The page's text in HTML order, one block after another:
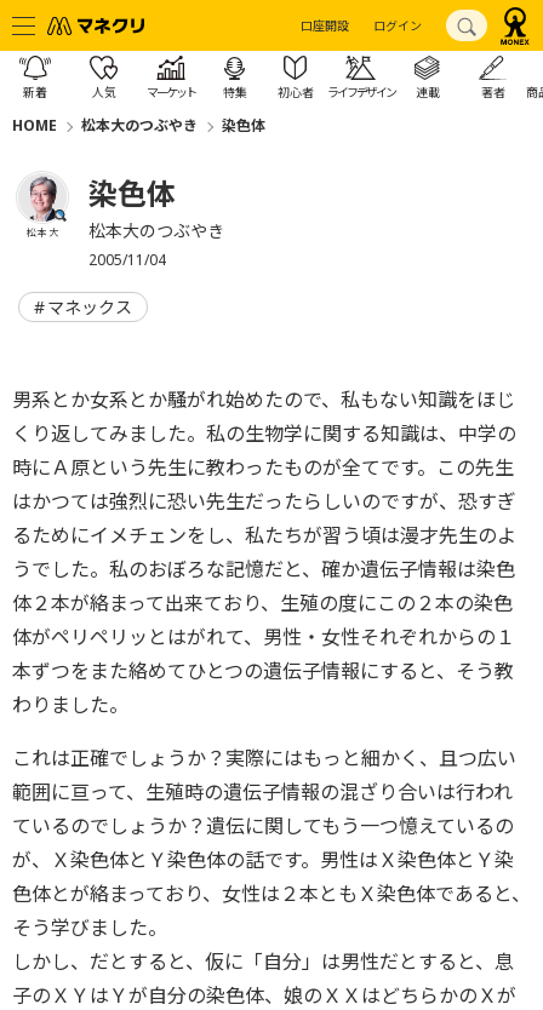
口座開設 ログイン
新着 人気 マーケット 特集 初心者 ライフデザイン 連載 著者 商
HOME 松本大のつぶやき 染色体
松本 大
染色体
松本大のつぶやき
2005/11/04
マネックス
男系とか女系とか騒がれ始めたので、私もない知識をほじ
くり返してみました。私の生物学に関する知識は、中学の
時にＡ原という先生に教わったものが全てです。この先生
はかつては強烈に恐い先生だったらしいのですが、恐すぎ
るためにイメチェンをし、私たちが習う頃は漫才先生のよ
うでした。私のおぼろな記憶だと、確か遺伝子情報は染色
体２本が絡まって出来ており、生殖の度にこの２本の染色
体がペリペリッとはがれて、男性・女性それぞれからの１
本ずつをまた絡めてひとつの遺伝子情報にすると、そう教
わりました。
これは正確でしょうか？実際にはもっと細かく、且つ広い
範囲に亘って、生殖時の遺伝子情報の混ざり合いは行われ
ているのでしょうか？遺伝に関してもう一つ憶えているの
が、Ｘ染色体とＹ染色体の話です。男性はＸ染色体とＹ染
色体とが絡まっており、女性は２本ともＸ染色体であると、
そう学びました。
しかし、だとすると、仮に「自分」は男性だとすると、息
子のＸＹはＹが自分の染色体、娘のＸＸはどちらかのＸが